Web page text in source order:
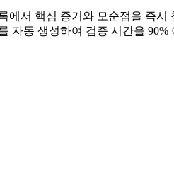
에서 핵심 증거와 모순점을 즉
자동 생성하여 검증 시간을 90%